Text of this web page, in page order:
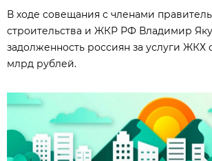
В ходе совещания с членами
строительства и ЖКР РФ Владимир
задолженность россиян за услуги ЖКХ
млрд рублей.